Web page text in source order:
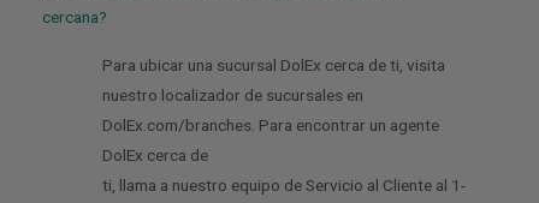
cercana?
Para ubicar una sucursal DolEx cerca de ti, visita
nuestro localizador de sucursales en
DolEx.com/branches. Para encontrar un agente
DolEx cerca de
ti, llama a nuestro equipo de Servicio al Cliente al 1-